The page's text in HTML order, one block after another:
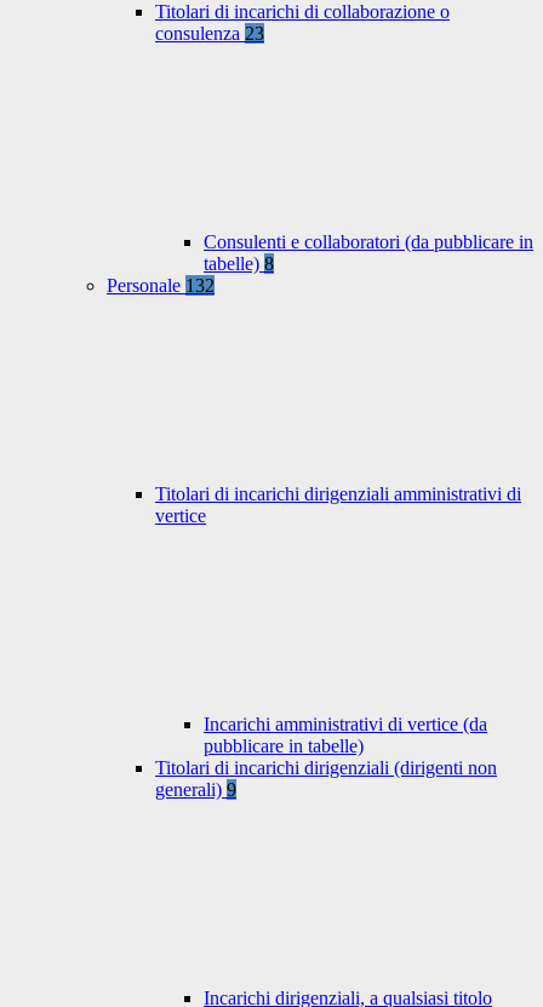
Titolari di incarichi di collaborazione o
consulenza 23
Consulenti e collaboratori (da pubblicare in
tabelle) 8
Personale 132
Titolari di incarichi dirigenziali amministrativi di
vertice
Incarichi amministrativi di vertice (da
pubblicare in tabelle)
Titolari di incarichi dirigenziali (dirigenti non
generali) 9
Incarichi dirigenziali, a qualsiasi titolo